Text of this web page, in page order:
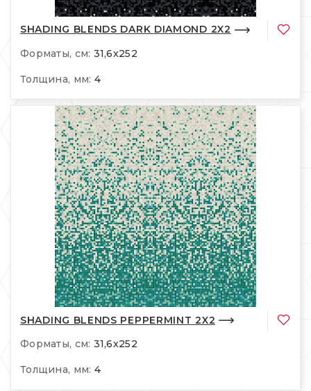
SHADING BLENDS DARK DIAMOND 2X2
Форматы, см: 31,6x252
Толщина, мм: 4
SHADING BLENDS PEPPERMINT 2X2
Форматы, см: 31,6x252
Толщина, мм: 4